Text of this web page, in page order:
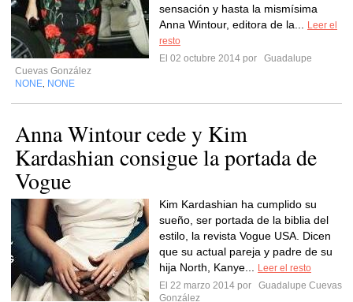
sensación y hasta la mismísima
Anna Wintour, editora de la...
Leer el
resto
El 02 octubre 2014 por
Guadalupe
Cuevas González
NONE NONE
Anna Wintour cede y Kim
Kardashian consigue la portada de
Vogue
Kim Kardashian ha cumplido su
sueño, ser portada de la biblia del
estilo, la revista Vogue USA. Dicen
que su actual pareja y padre de su
hija North, Kanye...
Leer el resto
El 22 marzo 2014 por
Guadalupe Cuevas
González